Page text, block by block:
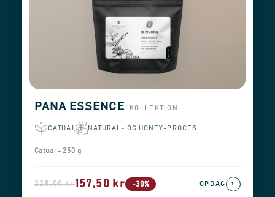
PANA ESSENCE KOLLEKTION
CATUAI NATURAL- OG HONEY-PROCES
Catuai - 250 g
225,00 kr157,50 kr -30% OPDAG ›